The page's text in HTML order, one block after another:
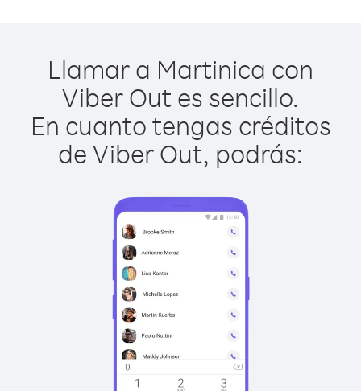
Llamar a Martinica con
Viber Out es sencillo.
En cuanto tengas créditos
de Viber Out, podrás: